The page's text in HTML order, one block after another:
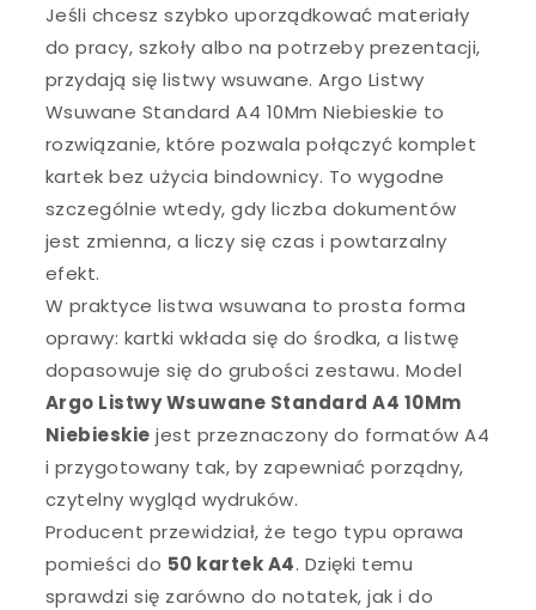
Jeśli chcesz szybko uporządkować materiały
do pracy, szkoły albo na potrzeby prezentacji,
przydają się listwy wsuwane. Argo Listwy
Wsuwane Standard A4 10Mm Niebieskie to
rozwiązanie, które pozwala połączyć komplet
kartek bez użycia bindownicy. To wygodne
szczególnie wtedy, gdy liczba dokumentów
jest zmienna, a liczy się czas i powtarzalny
efekt.
W praktyce listwa wsuwana to prosta forma
oprawy: kartki wkłada się do środka, a listwę
dopasowuje się do grubości zestawu. Model
Argo Listwy Wsuwane Standard A4 10Mm
Niebieskie jest przeznaczony do formatów A4
i przygotowany tak, by zapewniać porządny,
czytelny wygląd wydruków.
Producent przewidział, że tego typu oprawa
pomieści do 50 kartek A4. Dzięki temu
sprawdzi się zarówno do notatek, jak i do